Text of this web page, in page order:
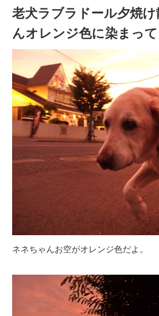
老犬ラブラドール夕焼
んオレンジ色に染まって
ネネちゃんお空がオレンジ色だよ。